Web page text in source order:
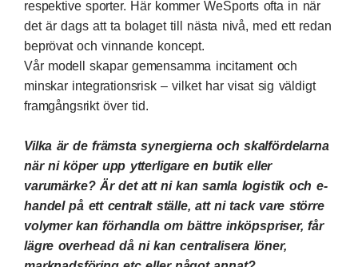
respektive sporter. Här kommer WeSports ofta in när
det är dags att ta bolaget till nästa nivå, med ett redan
beprövat och vinnande koncept.
Vår modell skapar gemensamma incitament och
minskar integrationsrisk – vilket har visat sig väldigt
framgångsrikt över tid.
Vilka är de främsta synergierna och skalfördelarna
när ni köper upp ytterligare en butik eller
varumärke? Är det att ni kan samla logistik och e-
handel på ett centralt ställe, att ni tack vare större
volymer kan förhandla om bättre inköpspriser, får
lägre overhead då ni kan centralisera löner,